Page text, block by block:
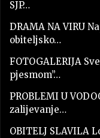
SJP…
DRAMA NA VIRU
obiteljsko…
FOTOGALERIJA
pjesmom”…
PROBLEMI U
zalijevanje…
OBITELJ SLAVILA